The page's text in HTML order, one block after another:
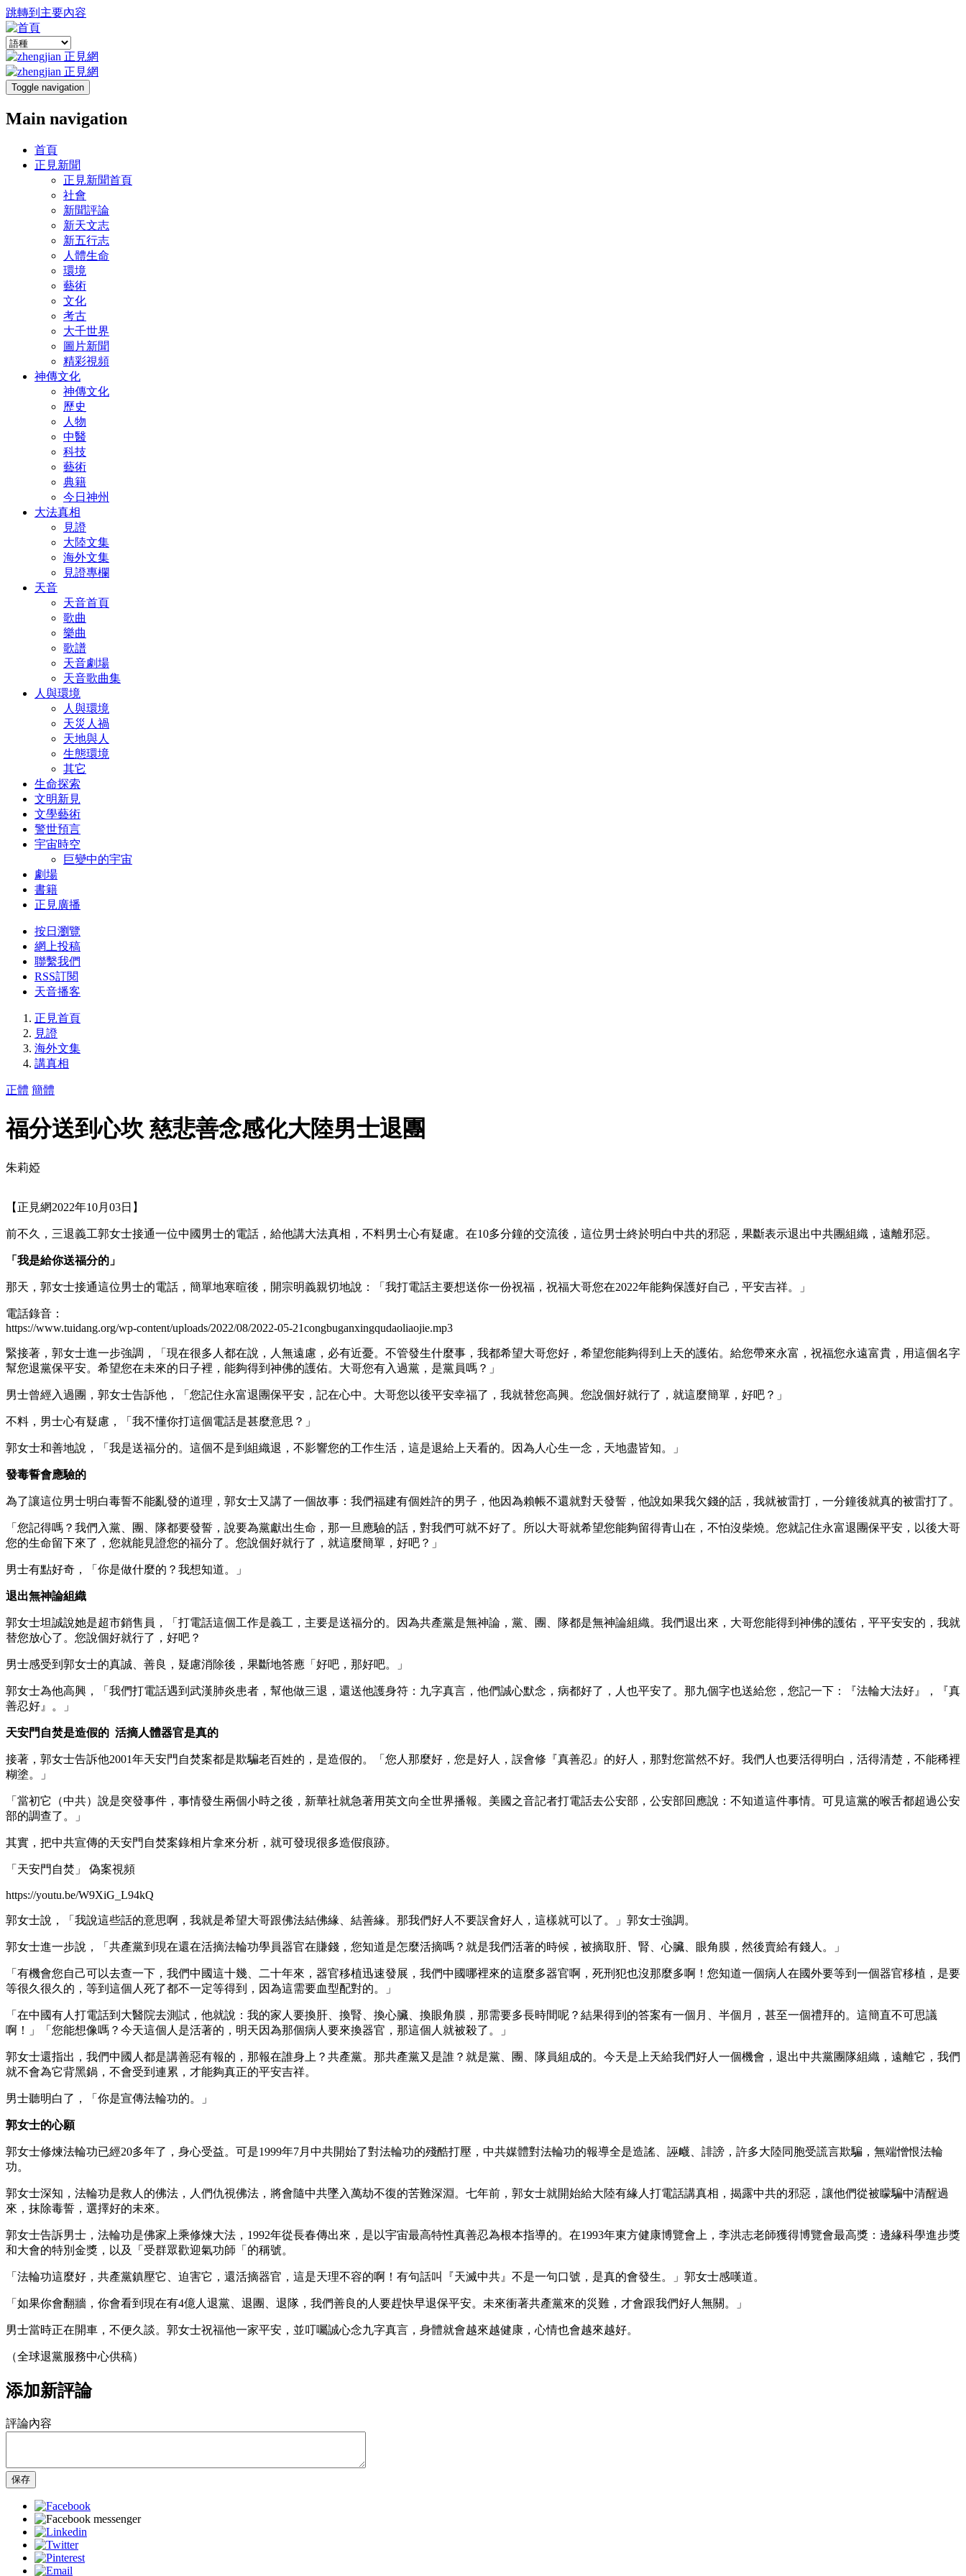
跳轉到主要內容
Toggle navigation
Main navigation
首頁
正見新聞
正見新聞首頁
社會
新聞評論
新天文志
新五行志
人體生命
環境
藝術
文化
考古
大千世界
圖片新聞
精彩視頻
神傳文化
神傳文化
歷史
人物
中醫
科技
藝術
典籍
今日神州
大法真相
見證
大陸文集
海外文集
見證專欄
天音
天音首頁
歌曲
樂曲
歌譜
天音劇場
天音歌曲集
人與環境
人與環境
天災人禍
天地與人
生態環境
其它
生命探索
文明新見
文學藝術
警世預言
宇宙時空
巨變中的宇宙
劇場
書籍
正見廣播
按日瀏覽
網上投稿
聯繫我們
RSS訂閱
天音播客
正見首頁
見證
海外文集
講真相
正體 簡體
福分送到心坎 慈悲善念感化大陸男士退團
朱莉婭
【正見網2022年10月03日】
前不久，三退義工郭女士接通一位中國男士的電話，給他講大法真相，不料男士心有疑慮。在10多分鐘的交流後，這位男士終於明白中共的邪惡，果斷表示退出中共團組織，遠離邪惡。
「我是給你送福分的」
那天，郭女士接通這位男士的電話，簡單地寒暄後，開宗明義親切地說：「我打電話主要想送你一份祝福，祝福大哥您在2022年能夠保護好自己，平安吉祥。」
電話錄音：
https://www.tuidang.org/wp-content/uploads/2022/08/2022-05-21congbuganxingqudaoliaojie.mp3
緊接著，郭女士進一步強調，「現在很多人都在說，人無遠慮，必有近憂。不管發生什麼事，我都希望大哥您好，希望您能夠得到上天的護佑。給您帶來永富，祝福您永遠富貴，用這個名字
幫您退黨保平安。希望您在未來的日子裡，能夠得到神佛的護佑。大哥您有入過黨，是黨員嗎？」
男士曾經入過團，郭女士告訴他，「您記住永富退團保平安，記在心中。大哥您以後平安幸福了，我就替您高興。您說個好就行了，就這麼簡單，好吧？」
不料，男士心有疑慮，「我不懂你打這個電話是甚麼意思？」
郭女士和善地說，「我是送福分的。這個不是到組織退，不影響您的工作生活，這是退給上天看的。因為人心生一念，天地盡皆知。」
發毒誓會應驗的
為了讓這位男士明白毒誓不能亂發的道理，郭女士又講了一個故事：我們福建有個姓許的男子，他因為賴帳不還就對天發誓，他說如果我欠錢的話，我就被雷打，一分鐘後就真的被雷打了。
「您記得嗎？我們入黨、團、隊都要發誓，說要為黨獻出生命，那一旦應驗的話，對我們可就不好了。所以大哥就希望您能夠留得青山在，不怕沒柴燒。您就記住永富退團保平安，以後大哥
您的生命留下來了，您就能見證您的福分了。您說個好就行了，就這麼簡單，好吧？」
男士有點好奇，「你是做什麼的？我想知道。」
退出無神論組織
郭女士坦誠說她是超市銷售員，「打電話這個工作是義工，主要是送福分的。因為共產黨是無神論，黨、團、隊都是無神論組織。我們退出來，大哥您能得到神佛的護佑，平平安安的，我就
替您放心了。您說個好就行了，好吧？
男士感受到郭女士的真誠、善良，疑慮消除後，果斷地答應「好吧，那好吧。」
郭女士為他高興，「我們打電話遇到武漢肺炎患者，幫他做三退，還送他護身符：九字真言，他們誠心默念，病都好了，人也平安了。那九個字也送給您，您記一下：『法輪大法好』，『真
善忍好』。」
天安門自焚是造假的 活摘人體器官是真的
接著，郭女士告訴他2001年天安門自焚案都是欺騙老百姓的，是造假的。「您人那麼好，您是好人，誤會修『真善忍』的好人，那對您當然不好。我們人也要活得明白，活得清楚，不能稀裡
糊塗。」
「當初它（中共）說是突發事件，事情發生兩個小時之後，新華社就急著用英文向全世界播報。美國之音記者打電話去公安部，公安部回應說：不知道這件事情。可見這黨的喉舌都超過公安
部的調查了。」
其實，把中共宣傳的天安門自焚案錄相片拿來分析，就可發現很多造假痕跡。
「天安門自焚」 偽案視頻
https://youtu.be/W9XiG_L94kQ
郭女士說，「我說這些話的意思啊，我就是希望大哥跟佛法結佛緣、結善緣。那我們好人不要誤會好人，這樣就可以了。」郭女士強調。
郭女士進一步說，「共產黨到現在還在活摘法輪功學員器官在賺錢，您知道是怎麼活摘嗎？就是我們活著的時候，被摘取肝、腎、心臟、眼角膜，然後賣給有錢人。」
「有機會您自己可以去查一下，我們中國這十幾、二十年來，器官移植迅速發展，我們中國哪裡來的這麼多器官啊，死刑犯也沒那麼多啊！您知道一個病人在國外要等到一個器官移植，是要
等很久很久的，等到這個人死了都不一定等得到，因為這需要血型配對的。」
「在中國有人打電話到大醫院去測試，他就說：我的家人要換肝、換腎、換心臟、換眼角膜，那需要多長時間呢？結果得到的答案有一個月、半個月，甚至一個禮拜的。這簡直不可思議
啊！」「您能想像嗎？今天這個人是活著的，明天因為那個病人要來換器官，那這個人就被殺了。」
郭女士還指出，我們中國人都是講善惡有報的，那報在誰身上？共產黨。那共產黨又是誰？就是黨、團、隊員組成的。今天是上天給我們好人一個機會，退出中共黨團隊組織，遠離它，我們
就不會為它背黑鍋，不會受到連累，才能夠真正的平安吉祥。
男士聽明白了，「你是宣傳法輪功的。」
郭女士的心願
郭女士修煉法輪功已經20多年了，身心受益。可是1999年7月中共開始了對法輪功的殘酷打壓，中共媒體對法輪功的報導全是造謠、誣衊、誹謗，許多大陸同胞受謊言欺騙，無端憎恨法輪
功。
郭女士深知，法輪功是救人的佛法，人們仇視佛法，將會隨中共墜入萬劫不復的苦難深淵。七年前，郭女士就開始給大陸有緣人打電話講真相，揭露中共的邪惡，讓他們從被矇騙中清醒過
來，抹除毒誓，選擇好的未來。
郭女士告訴男士，法輪功是佛家上乘修煉大法，1992年從長春傳出來，是以宇宙最高特性真善忍為根本指導的。在1993年東方健康博覽會上，李洪志老師獲得博覽會最高獎：邊緣科學進步獎
和大會的特別金獎，以及「受群眾歡迎氣功師「的稱號。
「法輪功這麼好，共產黨鎮壓它、迫害它，還活摘器官，這是天理不容的啊！有句話叫『天滅中共』不是一句口號，是真的會發生。」郭女士感嘆道。
「如果你會翻牆，你會看到現在有4億人退黨、退團、退隊，我們善良的人要趕快早退保平安。未來衝著共產黨來的災難，才會跟我們好人無關。」
男士當時正在開車，不便久談。郭女士祝福他一家平安，並叮囑誠心念九字真言，身體就會越來越健康，心情也會越來越好。
（全球退黨服務中心供稿）
添加新評論
評論內容
保存